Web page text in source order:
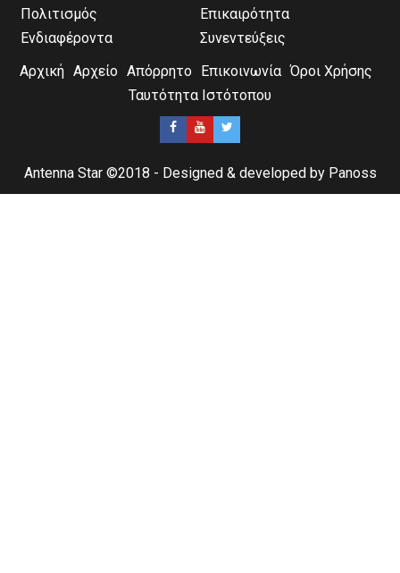
Πολιτισμός
Επικαιρότητα
Ενδιαφέροντα
Συνεντεύξεις
Αρχική Αρχείο Απόρρητο Επικοινωνία Όροι Χρήσης
Ταυτότητα Ιστότοπου
Antenna Star ©2018 - Designed & developed by Panoss